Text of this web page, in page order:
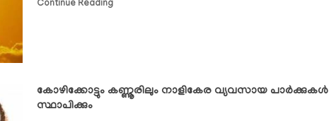
Continue Reading
കോഴിക്കോട്ടും കണ്ണൂരിലും നാളികേര വ്യവസായ പാര്‍ക്കുകള്‍
സ്ഥാപിക്കും